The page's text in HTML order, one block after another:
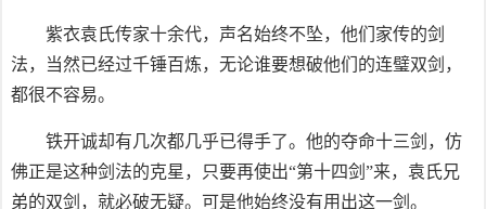
紫衣袁氏传家十余代，声名始终不坠，他们家传的剑
法，当然已经过千锤百炼，无论谁要想破他们的连璧双剑，
都很不容易。
铁开诚却有几次都几乎已得手了。他的夺命十三剑，仿
佛正是这种剑法的克星，只要再使出“第十四剑”来，袁氏兄
弟的双剑，就必破无疑。可是他始终没有用出这一剑。